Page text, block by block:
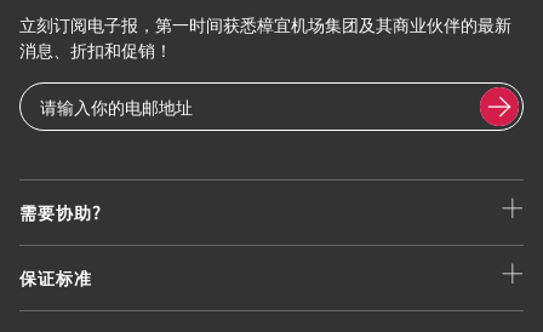
需要协助?
保证标准
立刻订阅电子报，第一时间获悉樟宜机场集团及其商业伙伴的最新
消息、折扣和促销！